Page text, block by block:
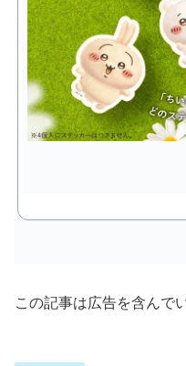
この記事は広告を含んで